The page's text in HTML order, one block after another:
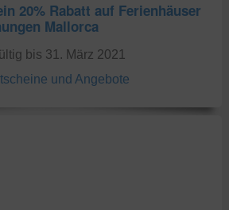
20% Rabatt auf Ferienhäuser
Mallorca
bis 31. März 2021
und Angebote